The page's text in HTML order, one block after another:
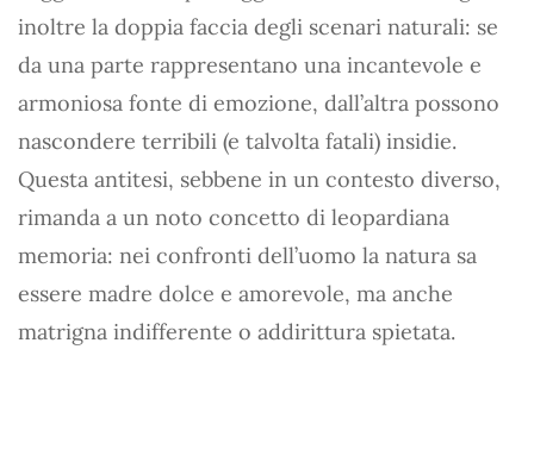
inoltre la doppia faccia degli scenari naturali: se
da una parte rappresentano una incantevole e
armoniosa fonte di emozione, dall’altra possono
nascondere terribili (e talvolta fatali) insidie.
Questa antitesi, sebbene in un contesto diverso,
rimanda a un noto concetto di leopardiana
memoria: nei confronti dell’uomo la natura sa
essere madre dolce e amorevole, ma anche
matrigna indifferente o addirittura spietata.